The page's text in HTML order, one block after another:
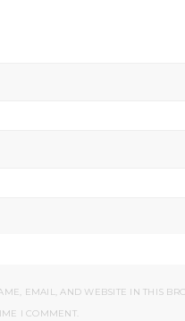
EMAIL, AND WEBSITE IN THIS
I COMMENT.